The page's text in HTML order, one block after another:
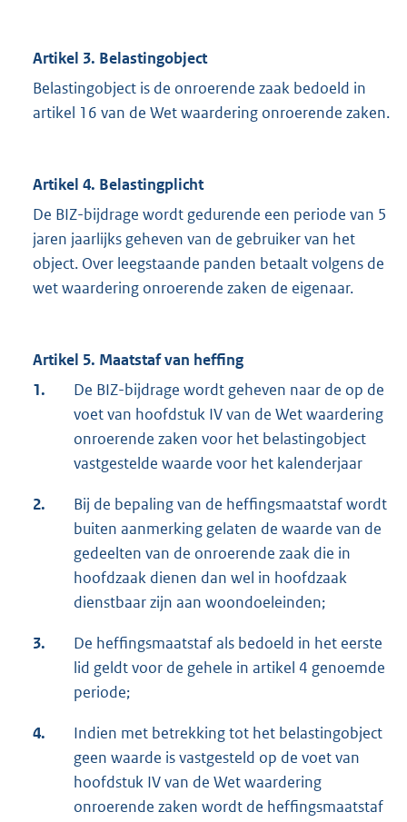
Artikel 3. Belastingobject
Belastingobject is de onroerende zaak bedoeld in
artikel 16 van de Wet waardering onroerende zaken.
Artikel 4. Belastingplicht
De BIZ-bijdrage wordt gedurende een periode van 5
jaren jaarlijks geheven van de gebruiker van het
object. Over leegstaande panden betaalt volgens de
wet waardering onroerende zaken de eigenaar.
Artikel 5. Maatstaf van heffing
1.
De BIZ-bijdrage wordt geheven naar de op de
voet van hoofdstuk IV van de Wet waardering
onroerende zaken voor het belastingobject
vastgestelde waarde voor het kalenderjaar
2.
Bij de bepaling van de heffingsmaatstaf wordt
buiten aanmerking gelaten de waarde van de
gedeelten van de onroerende zaak die in
hoofdzaak dienen dan wel in hoofdzaak
dienstbaar zijn aan woondoeleinden;
3.
De heffingsmaatstaf als bedoeld in het eerste
lid geldt voor de gehele in artikel 4 genoemde
periode;
4.
Indien met betrekking tot het belastingobject
geen waarde is vastgesteld op de voet van
hoofdstuk IV van de Wet waardering
onroerende zaken wordt de heffingsmaatstaf